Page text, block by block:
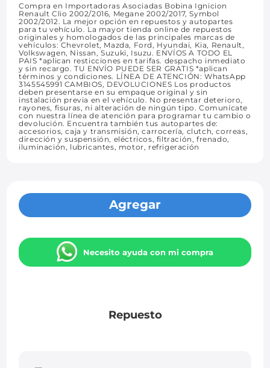
Compra en Importadoras Asociadas Bobina Ignicion
Renault Clio 2002/2016, Megane 2002/2017, Symbol
2002/2012. La mejor opción en repuestos y autopartes
para tu vehículo. La mayor tienda online de repuestos
originales y homologados de las principales marcas de
vehículos: Chevrolet, Mazda, Ford, Hyundai, Kia, Renault,
Volkswagen, Nissan, Suzuki, Isuzu. ENVÍOS A TODO EL
PAIS *aplican resticciones en tarifas. despacho inmediato
y sin recargo. TU ENVÍO PUEDE SER GRATIS *aplican
términos y condiciones. LÍNEA DE ATENCIÓN: WhatsApp
3145545991 CAMBIOS, DEVOLUCIONES Los productos
deben presentarse en su empaque original y sin
instalación previa en el vehículo. No presentar deterioro,
rayones, fisuras, ni alteración de ningún tipo. Comunícate
con nuestra línea de atención para programar tu cambio o
devolución. Encuentra también tus autopartes de:
accesorios, caja y transmisión, carrocería, clutch, correas,
dirección y suspensión, eléctricos, filtración, frenado,
iluminación, lubricantes, motor, refrigeración
Agregar
Necesito ayuda con mi compra
Repuesto